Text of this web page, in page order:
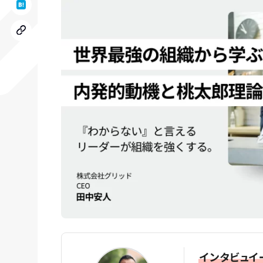
インタビュイ